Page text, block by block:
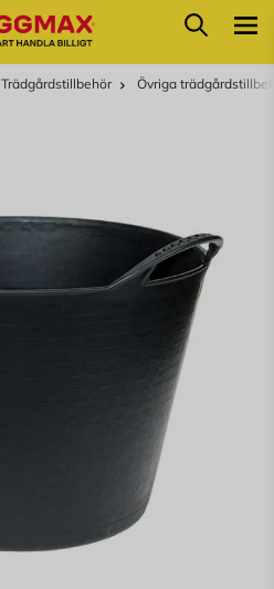
Sök
Trädgårdstillbehör Övriga